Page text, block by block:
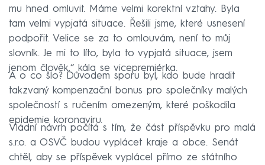
mu hned omluvit. Máme velmi korektní vztahy. Byla
tam velmi vypjatá situace. Řešili jsme, které usnesení
podpořit. Velice se za to omlouvám, není to můj
slovník. Je mi to líto, byla to vypjatá situace, jsem
jenom člověk,“ kála se vicepremiérka.
A o co šlo? Důvodem sporu byl, kdo bude hradit
takzvaný kompenzační bonus pro společníky malých
společností s ručením omezeným, které poškodila
epidemie koronaviru.
Vládní návrh počítá s tím, že část příspěvku pro malá
s.r.o. a OSVČ budou vyplácet kraje a obce. Senát
chtěl, aby se příspěvek vyplácel přímo ze státního